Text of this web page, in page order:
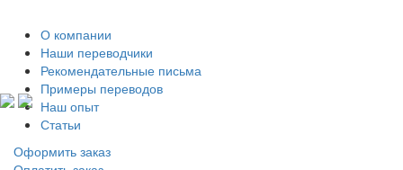
О компании
Наши переводчики
Рекомендательные письма
Примеры переводов
Наш опыт
Статьи
Оформить заказ